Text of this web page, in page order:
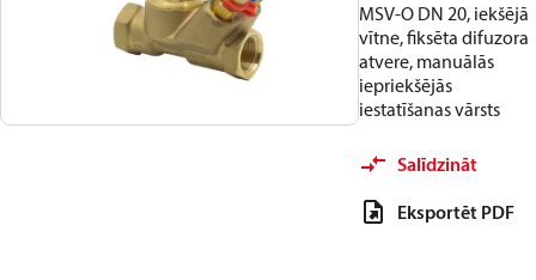
MSV-O DN 20, iekšējā
vītne, fiksēta difuzora
atvere, manuālās
iepriekšējās
iestatīšanas vārsts
Salīdzināt
Eksportēt PDF